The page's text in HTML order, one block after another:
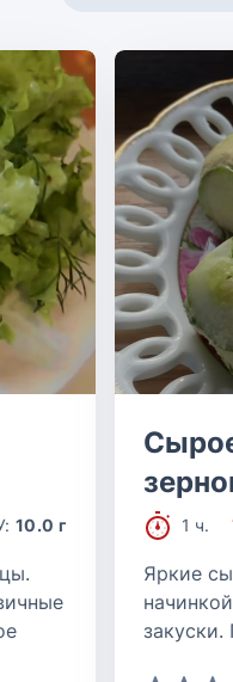
10.0 г 1 ч.
Яркие
закуски.